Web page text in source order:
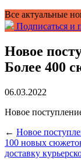
Все актуальные
Подписаться и
Новое
Более 400
06.03.2022
Новое
← Новое
100 новых
доставку